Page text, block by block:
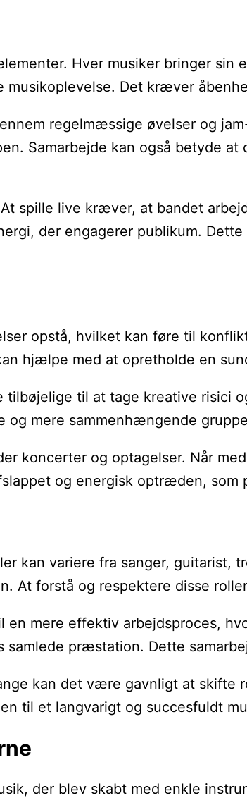
Hver musiker bringer
Det kræver
regelmæssige øvelser og
Samarbejde kan også betyde
live kræver, at bandet
der engagerer publikum.
opstå, hvilket kan føre til
hjælpe med at opretholde en
til at tage kreative
mere sammenhængende
koncerter og optagelser. Når
og energisk optræden,
kan variere fra sanger,
At forstå og respektere disse
mere effektiv arbejdsproces,
præstation. Dette
kan det være gavnligt at skifte
til et langvarigt og succesfuldt
der blev skabt med enkle